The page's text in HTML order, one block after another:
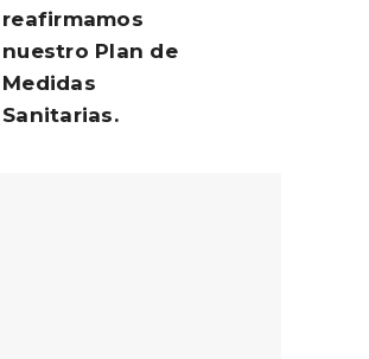
reafirmamos
nuestro Plan de
Medidas
Sanitarias.